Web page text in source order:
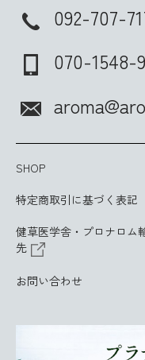
092-707-
070-1548-
SHOP
特定商取引に基づく表記
健草医学舎・プロナロム
先
お問い合わせ